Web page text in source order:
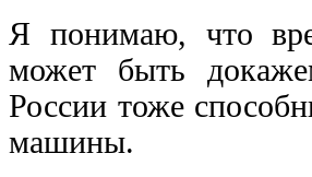
Я понимаю, что
может быть
России тоже
машины.